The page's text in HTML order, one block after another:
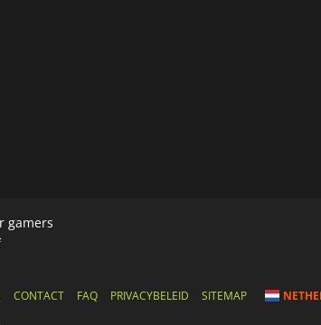
gamers
CONTACT FAQ PRIVACYBELEID SITEMAP